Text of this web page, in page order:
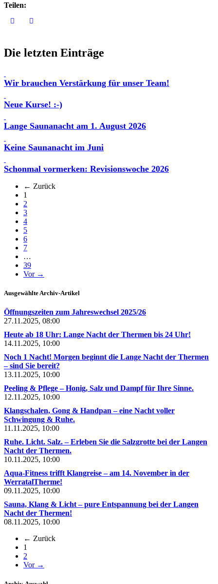
Teilen:
Die letzten Einträge
Wir brauchen Verstärkung für unser Team!
Neue Kurse! :-)
Lange Saunanacht am 1. August 2026
Keine Saunanacht im Juni
Schonmal vormerken: Revisionswoche 2026
← Zurück
1
2
3
4
5
6
7
…
39
Vor →
Ausgewählte Archiv-Artikel
Öffnungszeiten zum Jahreswechsel 2025/26
27.11.2025, 08:00
Heute ab 18 Uhr: Lange Nacht der Thermen bis 24 Uhr!
14.11.2025, 10:00
Noch 1 Nacht! Morgen beginnt die Lange Nacht der Thermen
– sind Sie bereit?
13.11.2025, 10:00
Peeling & Pflege – Honig, Salz und Dampf für Ihre Sinne.
12.11.2025, 10:00
Klangschalen, Gong & Handpan – eine Nacht voller
Schwingung & Ruhe.
11.11.2025, 10:00
Ruhe. Licht. Salz. – Erleben Sie die Salzgrotte bei der Langen
Nacht der Thermen.
10.11.2025, 10:00
Aqua-Fitness trifft Klangreise – am 14. November in der
WerratalTherme!
09.11.2025, 10:00
Sauna, Klang & Licht – pure Entspannung bei der Langen
Nacht der Thermen!
08.11.2025, 10:00
← Zurück
1
2
Vor →